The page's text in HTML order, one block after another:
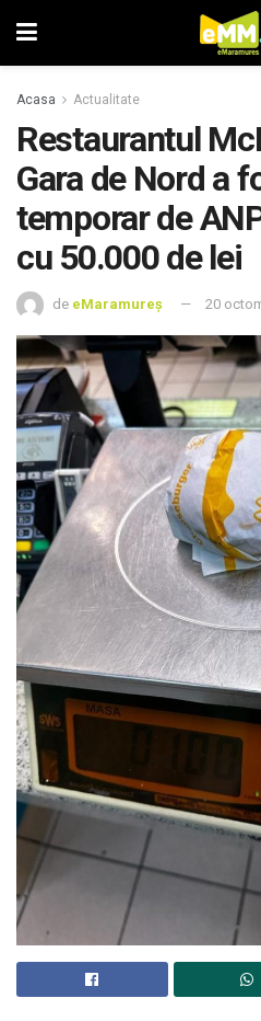
Acasa Actualitate
Restaurantul
Gara de Nord a
temporar de
cu 50.000 de lei
de eMaramureș 20